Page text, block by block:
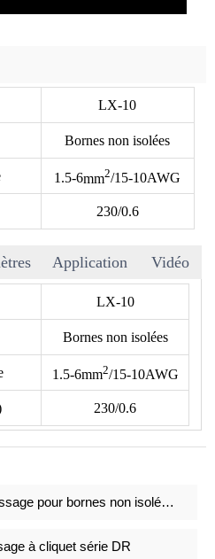
LX-10
Bornes non isolées
1.5-6mm2/15-10AWG
230/0.6
Application Vidéo
LX-10
Bornes non isolées
1.5-6mm2/15-10AWG
230/0.6
au choix, et nous acceptons
pas les bornes. Veuillez
notre dessin de matrices.
lors du sertissage.
précis et un verrouillage
après des sertissages
livraison en usine.
pour bornes non isolées LX-10N
à cliquet série DR